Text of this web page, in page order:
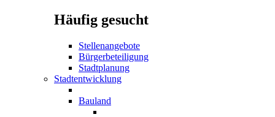
Häufig gesucht
Stellenangebote
Bürgerbeteiligung
Stadtplanung
Stadtentwicklung
Bauland